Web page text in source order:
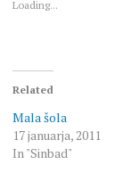
Loading...
Related
Mala šola
17 januarja, 2011
In "Sinbad"